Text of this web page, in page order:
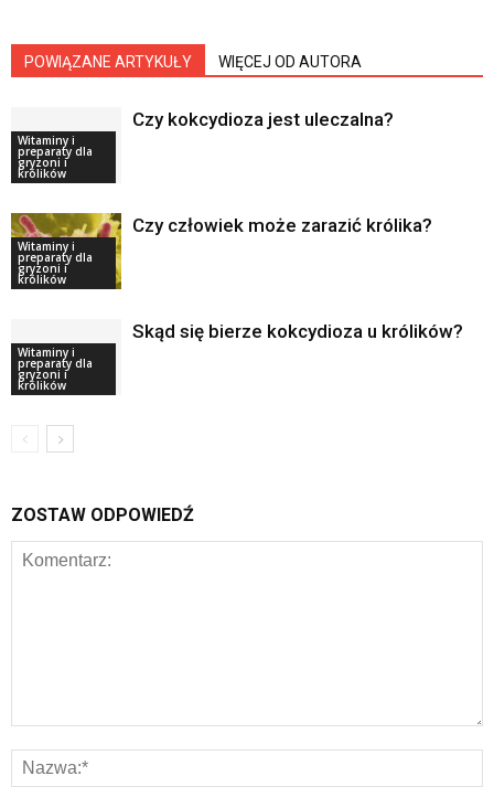
POWIĄZANE ARTYKUŁY WIĘCEJ OD AUTORA
Witaminy i
preparaty dla
gryzoni i
królików
Czy kokcydioza jest uleczalna?
Witaminy i
preparaty dla
gryzoni i
królików
Czy człowiek może zarazić królika?
Witaminy i
preparaty dla
gryzoni i
królików
Skąd się bierze kokcydioza u królików?
ZOSTAW ODPOWIEDŹ